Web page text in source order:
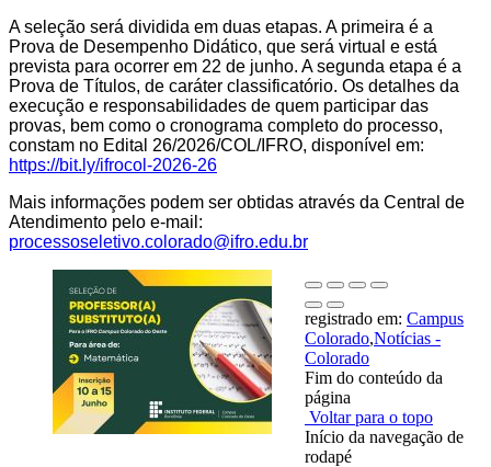
A seleção será dividida em duas etapas. A primeira é a
Prova de Desempenho Didático, que será virtual e está
prevista para ocorrer em 22 de junho. A segunda etapa é a
Prova de Títulos, de caráter classificatório. Os detalhes da
execução e responsabilidades de quem participar das
provas, bem como o cronograma completo do processo,
constam no Edital 26/2026/COL/IFRO, disponível em:
https://bit.ly/ifrocol-2026-26
Mais informações podem ser obtidas através da Central de
Atendimento pelo e-mail:
processoseletivo.colorado@ifro.edu.br
registrado em: Campus
Colorado,Notícias -
Colorado
Fim do conteúdo da
página
Voltar para o topo
Início da navegação de
rodapé